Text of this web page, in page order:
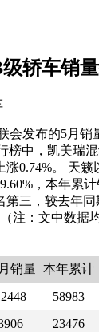
轿车销
会发布的5月销
榜中，凯美瑞混
0.74%。 天籁
，本年累
第三，较去年
注：文中数据
销量 本年累计
58983
23476